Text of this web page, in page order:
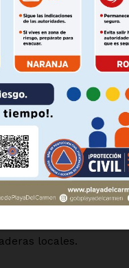
Sitio
Propietaria / Financiación
y Temozón,
y uno en Santa
Ticul, Conkal
pues sus
hominivorax,
Nacional de
locales.